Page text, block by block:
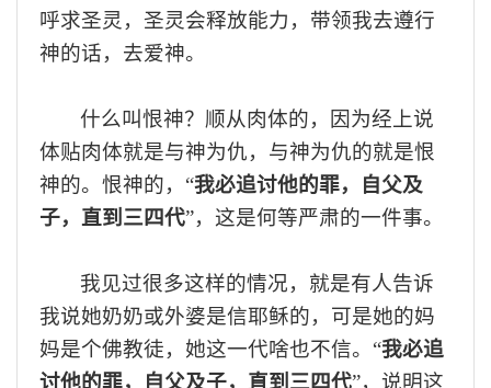
呼求圣灵 ， 圣灵会释放能力，带领我去遵行
神的话，去爱神。
什么叫恨神？顺从肉体的，因为经上说
体贴肉体就是与神为仇， 与神为仇的就是恨
神的。 恨神的， “我必追讨他的罪，自父及
子，直到三四代”，这是何等严肃的一件事。
我见过很多这样的情况， 就是有人告诉
我说她奶奶或外婆是信耶稣的，可是她的妈
妈是个佛教徒， 她这一代啥也不信。 “我必追
讨他的罪，自父及子，直到三四代”，说明这